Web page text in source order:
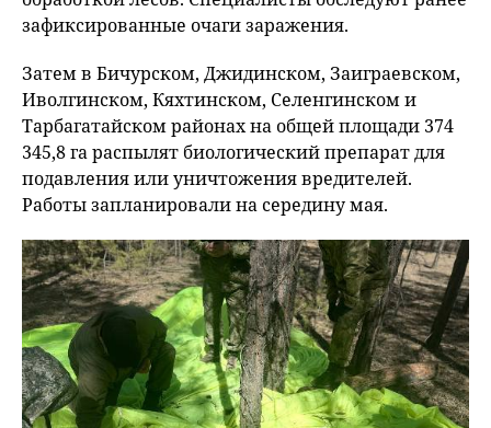
зафиксированные очаги заражения.
Затем в Бичурском, Джидинском, Заиграевском,
Иволгинском, Кяхтинском, Селенгинском и
Тарбагатайском районах на общей площади 374
345,8 га распылят биологический препарат для
подавления или уничтожения вредителей.
Работы запланировали на середину мая.